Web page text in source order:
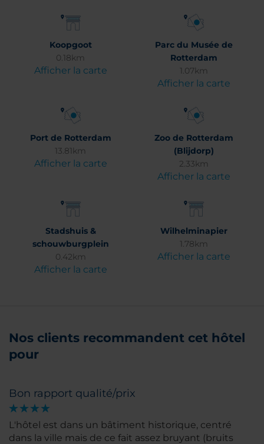
Koopgoot
0.18km
Afficher la carte
Parc du Musée de
Rotterdam
1.07km
Afficher la carte
Port de Rotterdam
13.81km
Afficher la carte
Zoo de Rotterdam
(Blijdorp)
2.33km
Afficher la carte
Stadshuis &
schouwburgplein
0.42km
Afficher la carte
Wilhelminapier
1.78km
Afficher la carte
Nos clients recommandent cet hôtel
pour
Bon rapport qualité/prix
L'hôtel est dans un bâtiment historique, centré
dans la ville mais de ce fait assez bruyant (bruits